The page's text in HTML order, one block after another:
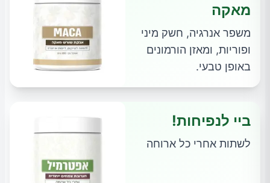
מאקה
משפר אנרגיה, חשק מיני
ופוריות, ומאזן הורמונים
באופן טבעי.
ביי לנפיחות!
לשתות אחרי כל ארוחה